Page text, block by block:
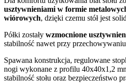
usztywnieniami w formie
wiórowych, dzięki czemu stół jest
Półki zostały wzmocnione
stabilność nawet przy
Spawana konstrukcja, regulowane
nogi wykonane z profilu 40x40x1,2
stabilność stołu oraz bezpieczeństwo